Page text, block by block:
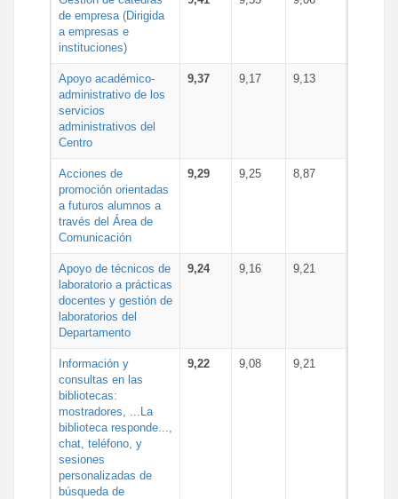
de empresa (Dirigida
a empresas e
instituciones)
Apoyo académico-
administrativo de los
servicios
administrativos del
Centro
9,37 9,17 9,13
Acciones de
promoción orientadas
a futuros alumnos a
través del Área de
Comunicación
9,29 9,25 8,87
Apoyo de técnicos de
laboratorio a prácticas
docentes y gestión de
laboratorios del
Departamento
9,24 9,16 9,21
Información y
consultas en las
bibliotecas:
mostradores, ...La
biblioteca responde...,
chat, teléfono, y
sesiones
personalizadas de
búsqueda de
9,22 9,08 9,21